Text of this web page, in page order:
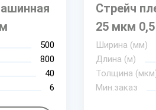
500
800
40
6
Стрейч
25 мкм
Ширина (мм)
Длина (м)
Толщина
Мин.заказ